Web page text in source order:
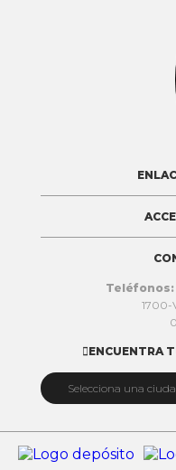
Teléfonos:
1700-
ENCUENTRA
Selecciona una
Cuenca